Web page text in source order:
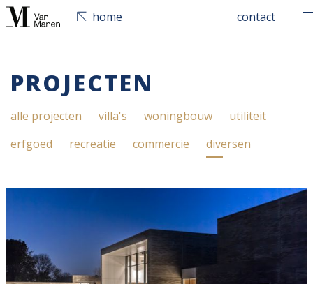
home contact
PROJECTEN
alle projecten villa's woningbouw
utiliteit
erfgoed
recreatie commercie diversen